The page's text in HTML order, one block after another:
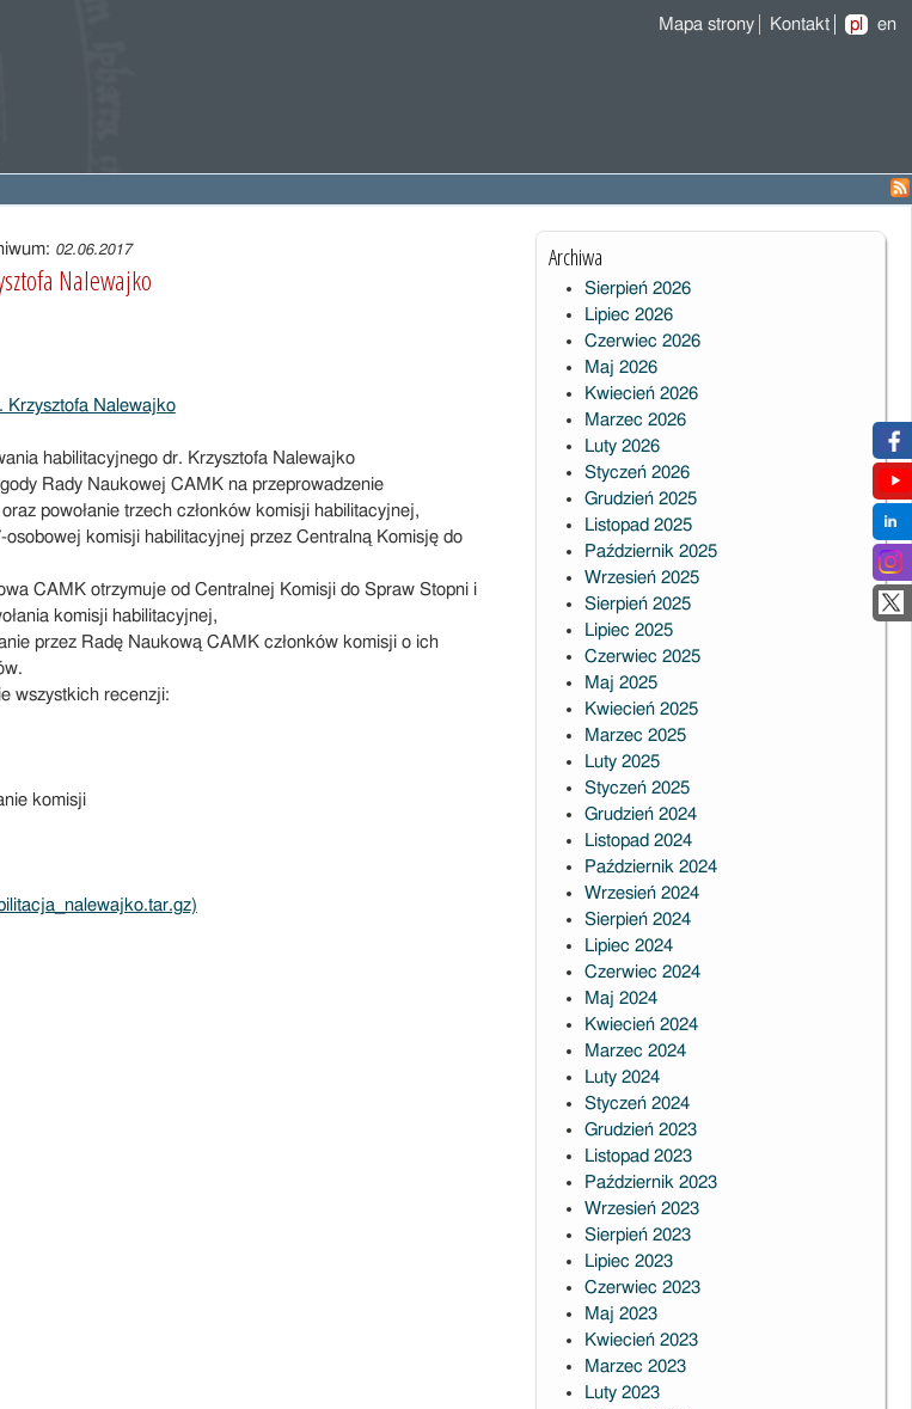
Mapa strony Kontakt pl en
02.06.2017
Nalewajko
Krzysztofa Nalewajko
habilitacyjnego dr. Krzysztofa Nalewajko
Rady Naukowej CAMK na przeprowadzenie
powołanie trzech członków komisji habilitacyjnej,
osobowej komisji habilitacyjnej przez Centralną Komisję do
CAMK otrzymuje od Centralnej Komisji do Spraw Stopni i
komisji habilitacyjnej,
przez Radę Naukową CAMK członków komisji o ich
wszystkich recenzji:
komisji
Archiwa
Sierpień 2026
Lipiec 2026
Czerwiec 2026
Maj 2026
Kwiecień 2026
Marzec 2026
Luty 2026
Styczeń 2026
Grudzień 2025
Listopad 2025
Październik 2025
Wrzesień 2025
Sierpień 2025
Lipiec 2025
Czerwiec 2025
Maj 2025
Kwiecień 2025
Marzec 2025
Luty 2025
Styczeń 2025
Grudzień 2024
Listopad 2024
Październik 2024
Wrzesień 2024
Sierpień 2024
Lipiec 2024
Czerwiec 2024
Maj 2024
Kwiecień 2024
Marzec 2024
Luty 2024
Styczeń 2024
Grudzień 2023
Listopad 2023
Październik 2023
Wrzesień 2023
Sierpień 2023
Lipiec 2023
Czerwiec 2023
Maj 2023
Kwiecień 2023
Marzec 2023
Luty 2023